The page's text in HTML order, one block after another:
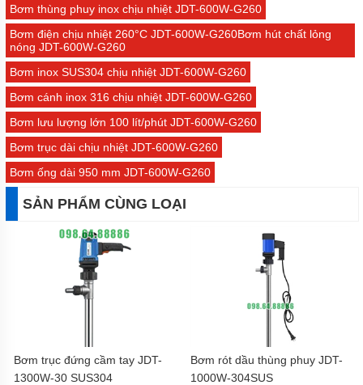
Bơm thùng phuy inox chịu nhiệt JDT-600W-G260
Bơm điện chịu nhiệt 260°C JDT-600W-G260Bơm hút chất lỏng
nóng JDT-600W-G260
Bơm inox SUS304 chịu nhiệt JDT-600W-G260
Bơm cánh inox 316 chịu nhiệt JDT-600W-G260
Bơm lưu lượng lớn 100 lít/phút JDT-600W-G260
Bơm trục dài chịu nhiệt JDT-600W-G260
Bơm ống dài 950 mm JDT-600W-G260
SẢN PHẨM CÙNG LOẠI
Bơm trục đứng cầm tay JDT-
1300W-30 SUS304
Bơm rót dầu thùng phuy JDT-
1000W-304SUS